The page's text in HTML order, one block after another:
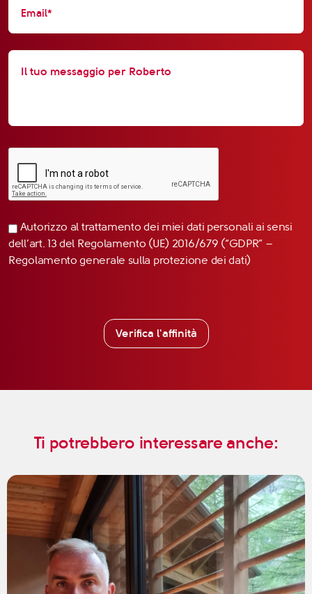
Autorizzo al trattamento dei miei dati personali ai sensi
dell’art. 13 del Regolamento (UE) 2016/679 (“GDPR” –
Regolamento generale sulla protezione dei dati)
Verifica l'affinità
Ti potrebbero interessare anche: